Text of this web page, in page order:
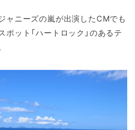
ャニーズの嵐が出演したCMでも
ポット「ハートロック」のあるテ